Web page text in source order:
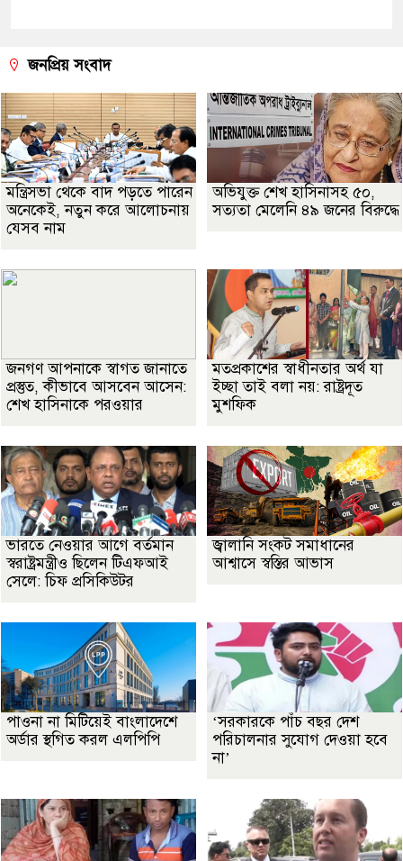
জনপ্রিয় সংবাদ
মন্ত্রিসভা থেকে বাদ পড়তে পারেন
অনেকেই, নতুন করে আলোচনায়
যেসব নাম
অভিযুক্ত শেখ হাসিনাসহ ৫০,
সত্যতা মেলেনি ৪৯ জনের বিরুদ্ধে
জনগণ আপনাকে স্বাগত জানাতে
প্রস্তুত, কীভাবে আসবেন আসেন:
শেখ হাসিনাকে পরওয়ার
মতপ্রকাশের স্বাধীনতার অর্থ যা
ইচ্ছা তাই বলা নয়: রাষ্ট্রদূত
মুশফিক
ভারতে নেওয়ার আগে বর্তমান
স্বরাষ্ট্রমন্ত্রীও ছিলেন টিএফআই
সেলে: চিফ প্রসিকিউটর
জ্বালানি সংকট সমাধানের
আশ্বাসে স্বস্তির আভাস
পাওনা না মিটিয়েই বাংলাদেশে
অর্ডার স্থগিত করল এলপিপি
‘সরকারকে পাঁচ বছর দেশ
পরিচালনার সুযোগ দেওয়া হবে
না’